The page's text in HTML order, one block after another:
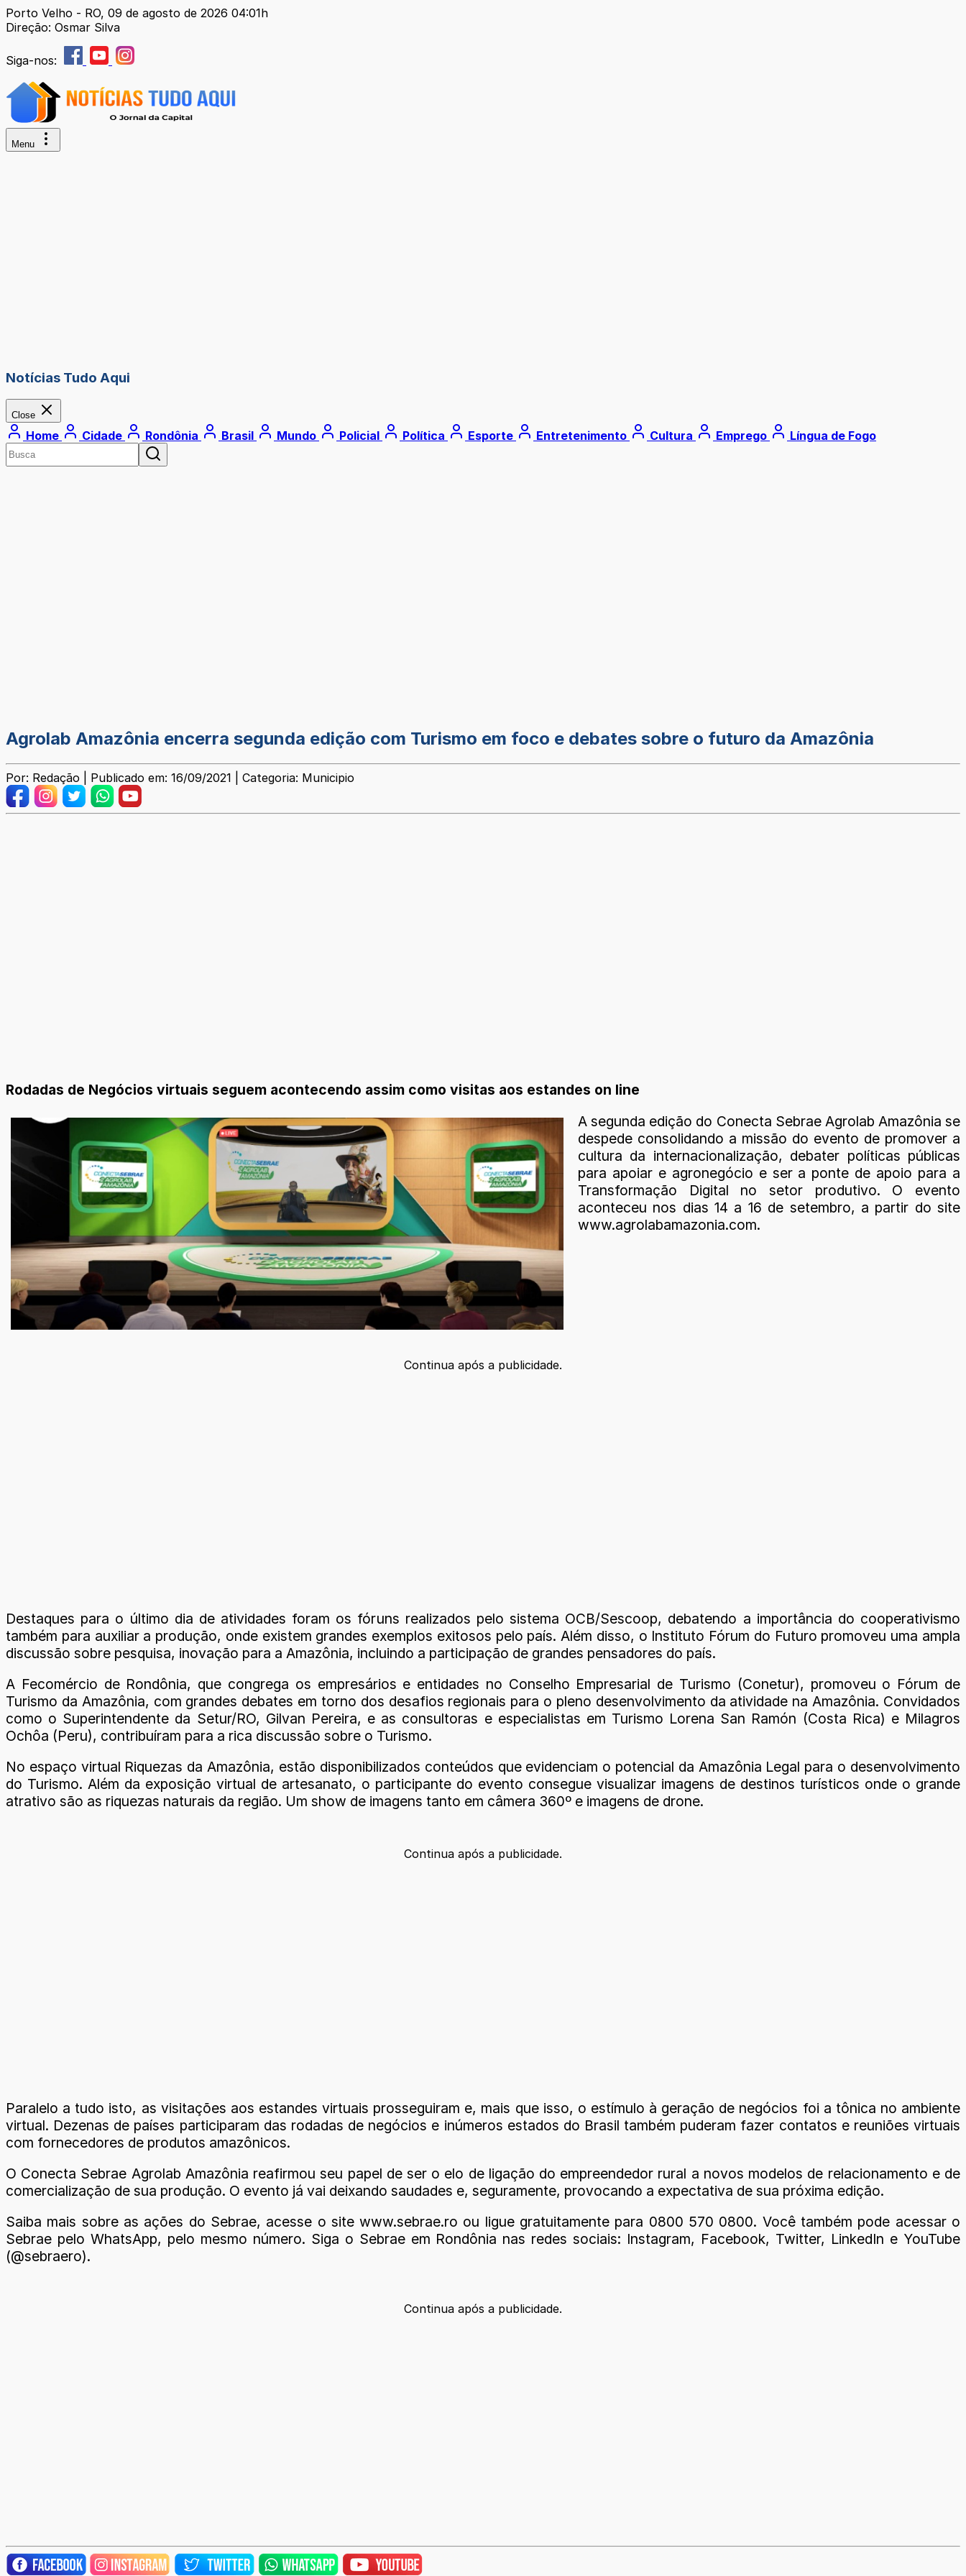
Porto Velho - RO, 09 de agosto de 2026 04:01h
Direção: Osmar Silva
Siga-nos:
Menu
Notícias Tudo Aqui
Close
Home Cidade Rondônia Brasil Mundo Policial Política Esporte Entretenimento Cultura Emprego Língua de Fogo
Agrolab Amazônia encerra segunda edição com Turismo em foco e debates sobre o futuro da Amazônia
Por: Redação | Publicado em: 16/09/2021 | Categoria: Municipio
Rodadas de Negócios virtuais seguem acontecendo assim como visitas aos estandes on line
A segunda edição do Conecta Sebrae Agrolab Amazônia se
despede consolidando a missão do evento de promover a
cultura da internacionalização, debater políticas públicas
para apoiar e agronegócio e ser a ponte de apoio para a
Transformação Digital no setor produtivo. O evento
aconteceu nos dias 14 a 16 de setembro, a partir do site
www.agrolabamazonia.com.
Continua após a publicidade.
Destaques para o último dia de atividades foram os fóruns realizados pelo sistema OCB/Sescoop, debatendo a importância do cooperativismo
também para auxiliar a produção, onde existem grandes exemplos exitosos pelo país. Além disso, o Instituto Fórum do Futuro promoveu uma ampla
discussão sobre pesquisa, inovação para a Amazônia, incluindo a participação de grandes pensadores do país.
A Fecomércio de Rondônia, que congrega os empresários e entidades no Conselho Empresarial de Turismo (Conetur), promoveu o Fórum de
Turismo da Amazônia, com grandes debates em torno dos desafios regionais para o pleno desenvolvimento da atividade na Amazônia. Convidados
como o Superintendente da Setur/RO, Gilvan Pereira, e as consultoras e especialistas em Turismo Lorena San Ramón (Costa Rica) e Milagros
Ochôa (Peru), contribuíram para a rica discussão sobre o Turismo.
No espaço virtual Riquezas da Amazônia, estão disponibilizados conteúdos que evidenciam o potencial da Amazônia Legal para o desenvolvimento
do Turismo. Além da exposição virtual de artesanato, o participante do evento consegue visualizar imagens de destinos turísticos onde o grande
atrativo são as riquezas naturais da região. Um show de imagens tanto em câmera 360º e imagens de drone.
Continua após a publicidade.
Paralelo a tudo isto, as visitações aos estandes virtuais prosseguiram e, mais que isso, o estímulo à geração de negócios foi a tônica no ambiente
virtual. Dezenas de países participaram das rodadas de negócios e inúmeros estados do Brasil também puderam fazer contatos e reuniões virtuais
com fornecedores de produtos amazônicos.
O Conecta Sebrae Agrolab Amazônia reafirmou seu papel de ser o elo de ligação do empreendedor rural a novos modelos de relacionamento e de
comercialização de sua produção. O evento já vai deixando saudades e, seguramente, provocando a expectativa de sua próxima edição.
Saiba mais sobre as ações do Sebrae, acesse o site www.sebrae.ro ou ligue gratuitamente para 0800 570 0800. Você também pode acessar o
Sebrae pelo WhatsApp, pelo mesmo número. Siga o Sebrae em Rondônia nas redes sociais: Instagram, Facebook, Twitter, LinkedIn e YouTube
(@sebraero).
Continua após a publicidade.